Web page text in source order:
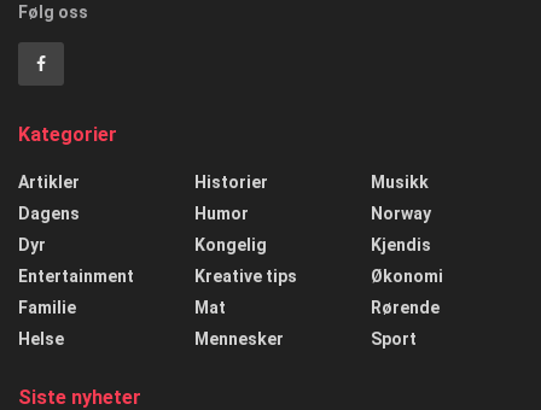
Følg oss
Kategorier
Artikler
Dagens
Dyr
Entertainment
Familie
Helse
Historier
Humor
Kongelig
Kreative tips
Mat
Mennesker
Musikk
Norway
Kjendis
Økonomi
Rørende
Sport
Siste nyheter